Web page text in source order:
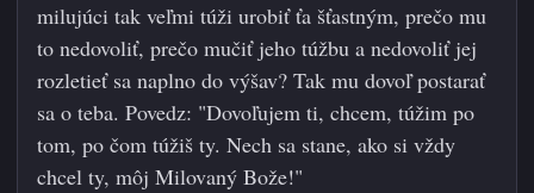
milujúci tak veľmi túži urobiť ťa šťastným, prečo mu
to nedovoliť, prečo mučiť jeho túžbu a nedovoliť jej
rozletieť sa naplno do výšav? Tak mu dovoľ postarať
sa o teba. Povedz: "Dovoľujem ti, chcem, túžim po
tom, po čom túžiš ty. Nech sa stane, ako si vždy
chcel ty, môj Milovaný Bože!"